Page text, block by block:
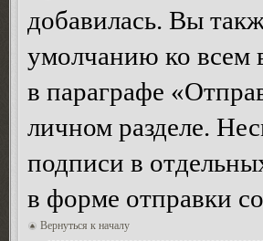
добавилась. Вы
умолчанию ко всем
в параграфе
личном разделе.
подписи в
в форме отправки
Вернуться к началу